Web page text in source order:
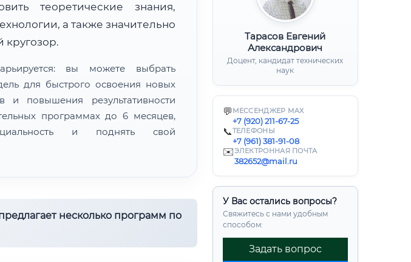
Тарасов Евгений
Александрович
Доцент, кандидат технических
наук
💬 МЕССЕНДЖЕР MAX
+7 (920) 211-67-25
📞ТЕЛЕФОНЫ
+7 (961) 381-91-08
✉️ЭЛЕКТРОННАЯ ПОЧТА
382652@mail.ru
У Вас остались вопросы?
Свяжитесь с нами удобным
способом:
Задать вопрос
теоретические знания,
а также значительно
вы можете выбрать
для быстрого освоения новых
и повышения результативности
программах до 6 месяцев,
и поднять свой
несколько программ по